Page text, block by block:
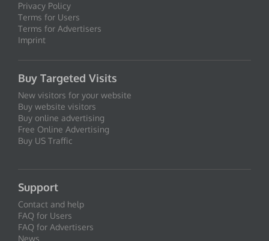
Privacy Policy
Terms for Users
Terms for Advertisers
Imprint
Buy Targeted Visits
New visitors for your website
Buy website visitors
Buy online advertising
Free Online Advertising
Buy US Traffic
Support
Contact and help
FAQ for Users
FAQ for Advertisers
News